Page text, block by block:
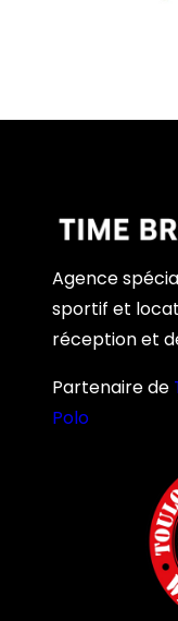
Agence
sportif et
réception et
Partenaire de
Polo